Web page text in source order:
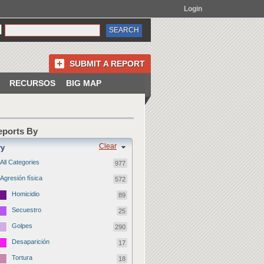
Login
SUBMIT A REPORT
RECURSOS BIG MAP
By
Clear
All Categories 977
Agresión física 572
Homicidio 89
Secuestro 25
Golpes 290
Desaparición 17
Tortura 18